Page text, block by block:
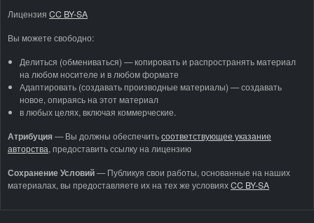
Лицензия CC BY-SA
Вы можете свободно:
Делиться (обмениваться) — копировать и распространять материал
на любом носителе и в любом формате
Адаптировать (создавать производные материалы) — создавать
новое, опираясь на этот материал
в любых целях, включая коммерческие.
Атрибуция—Вы должны обеспечитьсоответствующее указание
авторства, предоставить ссылку на лицензию
Сохранение Условий— Публикуя свои работы, основанные на наших
материалах, вы предоставляете их на тех же условияхCC BY-SA